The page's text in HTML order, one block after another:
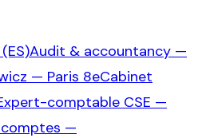
Audit & accountancy —
— Paris 8eCabinet
comptable CSE —
comptes —